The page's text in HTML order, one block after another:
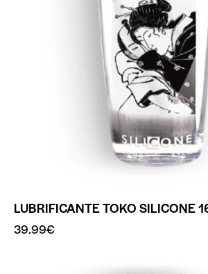
LUBRIFICANTE TOKO SILICONE
39.99€